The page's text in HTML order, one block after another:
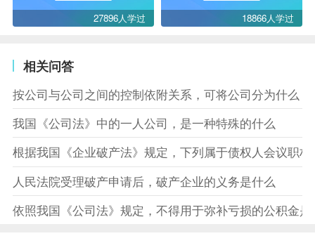
27896人学过 18866人学过
相关问答
按公司与公司之间的控制依附关系，可将公司分为什么
我国《公司法》中的一人公司，是一种特殊的什么
根据我国《企业破产法》规定，下列属于债权人会议职
人民法院受理破产申请后，破产企业的义务是什么
依照我国《公司法》规定，不得用于弥补亏损的公积金是